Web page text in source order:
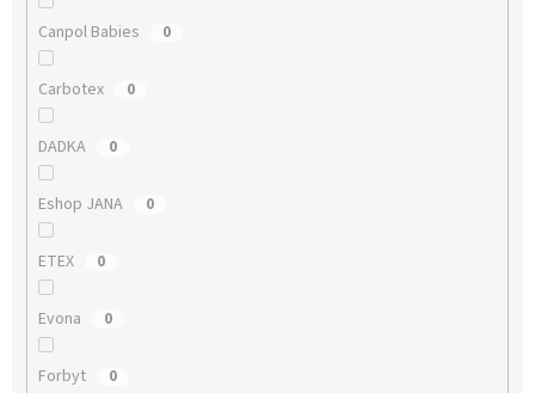
Canpol Babies 0
Carbotex 0
DADKA 0
Eshop JANA 0
ETEX 0
Evona 0
Forbyt 0